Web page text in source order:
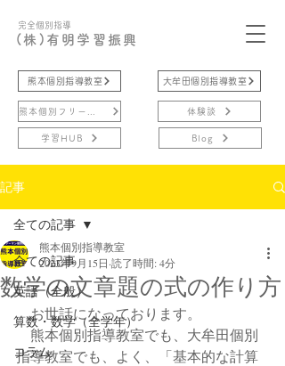
完全個別指導
(株)有明学習振興
熊本個別指導教室
学習HUB
大牟田個別指導教室
体験談
Blog
記事
全ての記事
英語（全般）
算数・数学（全学年）
コラム
全ての記事
数学の文章題の式の作り方
熊本個別指導教室
2023年9月15日 読了時間: 4分
お世話になっております。
熊本個別指導教室でも、大牟田個別
指導教室でも、よく、「基本的な計算